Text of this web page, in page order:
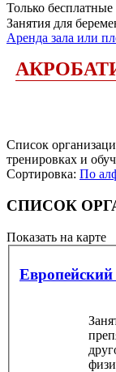
Только бесплатные
Занятия для
Аренда зала или
Список
тренировках и
Сортировка: По
СПИСОК
Показать на карте